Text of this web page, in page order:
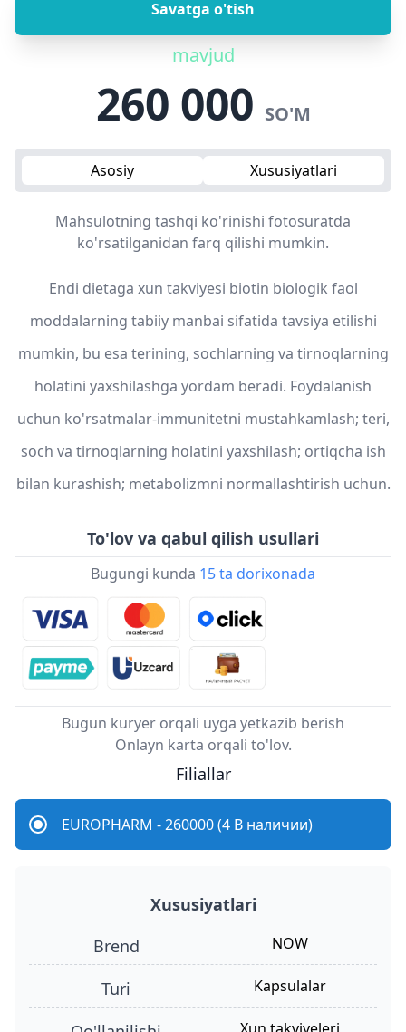
Savatga o'tish
mavjud
260 000 SO'M
Asosiy Xususiyatlari
Mahsulotning tashqi ko'rinishi fotosuratda
ko'rsatilganidan farq qilishi mumkin.
Endi dietaga xun takviyesi biotin biologik faol
moddalarning tabiiy manbai sifatida tavsiya etilishi
mumkin, bu esa terining, sochlarning va tirnoqlarning
holatini yaxshilashga yordam beradi. Foydalanish
uchun ko'rsatmalar-immunitetni mustahkamlash; teri,
soch va tirnoqlarning holatini yaxshilash; ortiqcha ish
bilan kurashish; metabolizmni normallashtirish uchun.
To'lov va qabul qilish usullari
Bugungi kunda 15 ta dorixonada
Bugun kuryer orqali uyga yetkazib berish
Onlayn karta orqali to'lov.
Filiallar
EUROPHARM - 260000 (4 В наличии)
Xususiyatlari
Brend
NOW
turi kapsulalar